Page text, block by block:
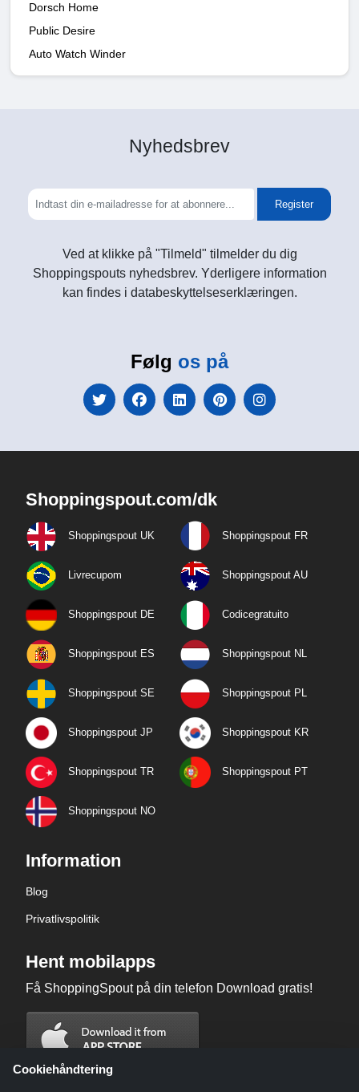
Dorsch Home
Public Desire
Auto Watch Winder
Nyhedsbrev
Register
Ved at klikke på "Tilmeld" tilmelder du dig
Shoppingspouts nyhedsbrev. Yderligere information
kan findes i databeskyttelseserklæringen.
Følg os på
Shoppingspout.com/dk
Shoppingspout UK Shoppingspout FR
Livrecupom Shoppingspout AU
Shoppingspout DE Codicegratuito
Shoppingspout ES Shoppingspout NL
Shoppingspout SE Shoppingspout PL
Shoppingspout JP Shoppingspout KR
Shoppingspout TR Shoppingspout PT
Shoppingspout NO
Information
Blog
Privatlivspolitik
Hent mobilapps
Få ShoppingSpout på din telefon Download gratis!
Cookiehåndtering